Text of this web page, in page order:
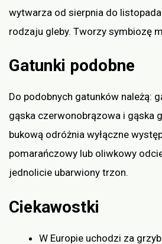
wytwarza od sierpnia do
rodzaju gleby. Tworzy symbiozę
Gatunki podobne
Do podobnych gatunków należą:
gąska czerwonobrązowa i gąska
bukową odróżnia wyłączne
pomarańczowy lub oliwkowy
jednolicie ubarwiony trzon.
Ciekawostki
W Europie uchodzi za